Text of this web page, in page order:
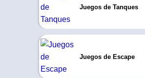
Juegos de Tanques
Juegos de Escape